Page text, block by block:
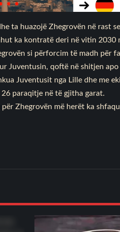
ta huazojë Zhegrovën në rast
ka kontratë deri në vitin 2030
si përforcim të madh për
Juventusin, qoftë në shitjen
Juventusit nga Lille dhe me
paraqitje në të gjitha garat.
Zhegrovën më herët ka